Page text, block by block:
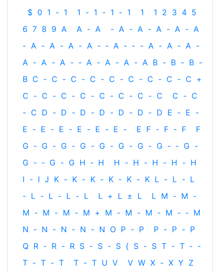
$ 0 1 - 1 1 - 1 - 1 - 1 1 1 2 3 4 5
6 7 8 9 A A - A - A - A - A - A - A
- A - A - A - A - ‐ A - ‐ - A - A - A -
A - A - A - ‐ A - A - A - A B - B - B -
B C - C - C - C - C - C - C - C - C +
C - C - C - C - C - C - C - C C - C
- C D - D - D - D - D - D - D E - E -
E - E - E - E - E - E - E F - F - F
F
G - G - G - G - G - G - G - G - ‐ G -
G - ‐ G - G H ‐ H H - H - H - H - H
I - I J K - K - K - K - K - K L - L - L
- L - L - L - L L + L ± L L M - M -
M - M - M - M + M - M - M - M - ‐ M
N - N - N - N - N O P - P P - P - P
Q R - R - R S - S - S { S - S T - T ‐ -
T - T - T T - T U V V W X - X Y Z